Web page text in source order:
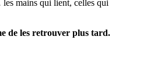
les mains qui lient, celles qui
de les retrouver plus tard.